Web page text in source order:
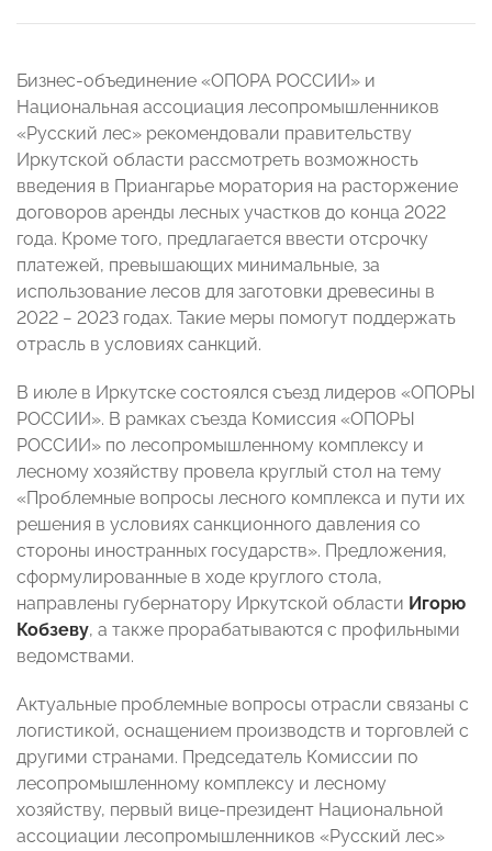
Бизнес-объединение «ОПОРА РОССИИ» и
Национальная ассоциация лесопромышленников
«Русский лес» рекомендовали правительству
Иркутской области рассмотреть возможность
введения в Приангарье моратория на расторжение
договоров аренды лесных участков до конца 2022
года. Кроме того, предлагается ввести отсрочку
платежей, превышающих минимальные, за
использование лесов для заготовки древесины в
2022 − 2023 годах. Такие меры помогут поддержать
отрасль в условиях санкций.
В июле в Иркутске состоялся съезд лидеров «ОПОРЫ
РОССИИ». В рамках съезда Комиссия «ОПОРЫ
РОССИИ» по лесопромышленному комплексу и
лесному хозяйству провела круглый стол на тему
«Проблемные вопросы лесного комплекса и пути их
решения в условиях санкционного давления со
стороны иностранных государств». Предложения,
сформулированные в ходе круглого стола,
направлены губернатору Иркутской области Игорю
Кобзеву, а также прорабатываются с профильными
ведомствами.
Актуальные проблемные вопросы отрасли связаны с
логистикой, оснащением производств и торговлей с
другими странами. Председатель Комиссии по
лесопромышленному комплексу и лесному
хозяйству, первый вице-президент Национальной
ассоциации лесопромышленников «Русский лес»